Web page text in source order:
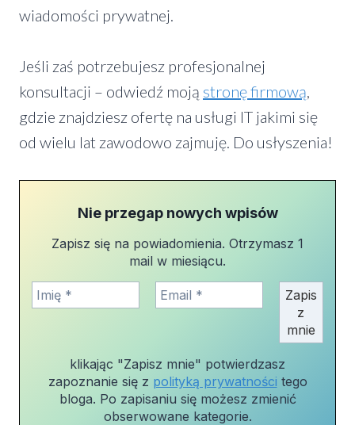
wiadomości prywatnej.
Jeśli zaś potrzebujesz profesjonalnej
konsultacji – odwiedź moją stronę firmową,
gdzie znajdziesz ofertę na usługi IT jakimi się
od wielu lat zawodowo zajmuję. Do usłyszenia!
Nie przegap nowych wpisów
Zapisz się na powiadomienia. Otrzymasz 1
mail w miesiącu.
klikając "Zapisz mnie" potwierdzasz
zapoznanie się z polityką prywatności tego
bloga. Po zapisaniu się możesz zmienić
obserwowane kategorie.